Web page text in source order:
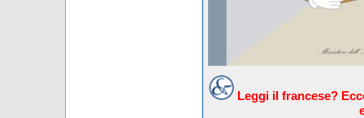
Leggi il francese?